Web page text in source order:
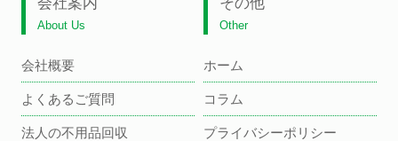
About Us
会社概要
よくあるご質問
法人の不用品回収
Other
ホーム
コラム
プライバシーポリシー